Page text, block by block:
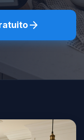
arrow_forward